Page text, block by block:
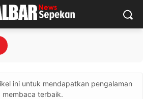
ini untuk mendapatkan pengalaman
membaca terbaik.